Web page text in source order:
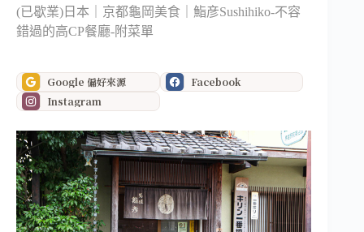
(已歇業)日本｜京都龜岡美食｜鮨彦Sushihiko-不容
錯過的高CP餐廳-附菜單
Google 偏好來源
Facebook
Instagram